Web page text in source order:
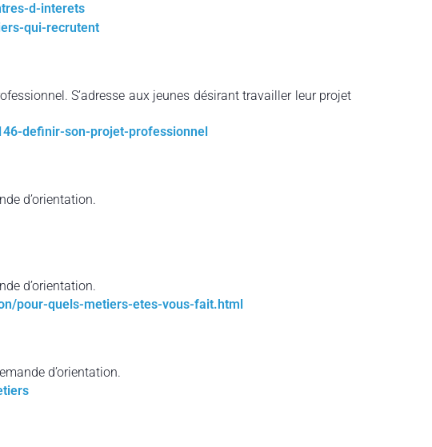
d-interets
qui-recrutent
S’adresse aux jeunes désirant travailler leur projet
definir-son-projet-professionnel
d’orientation.
d’orientation.
pour-quels-metiers-etes-vous-fait.html
d’orientation.